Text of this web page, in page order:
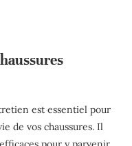
est essentiel pour
de vos chaussures. Il